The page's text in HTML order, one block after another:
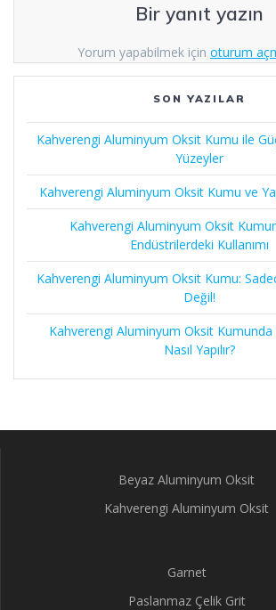
Bir yanıt yazın
Yorum yapabilmek için oturum
SON YAZILAR
Kahverengi Aluminyum Oksit Kumu ile
Yüzeyler
Kahverengi Aluminyum Oksit Kumu ve
Kahverengi Aluminyum Oksit
Endüstrilerdeki Kullanımı
Kahverengi Aluminyum Oksit Kumu:
Değil!
Kahverengi Aluminyum Oksit
Nasıl Yapılır?
Beyaz Aluminyum Oksit
Kahverengi Aluminyum Oksit
Garnet
Paslanmaz Çelik Grit